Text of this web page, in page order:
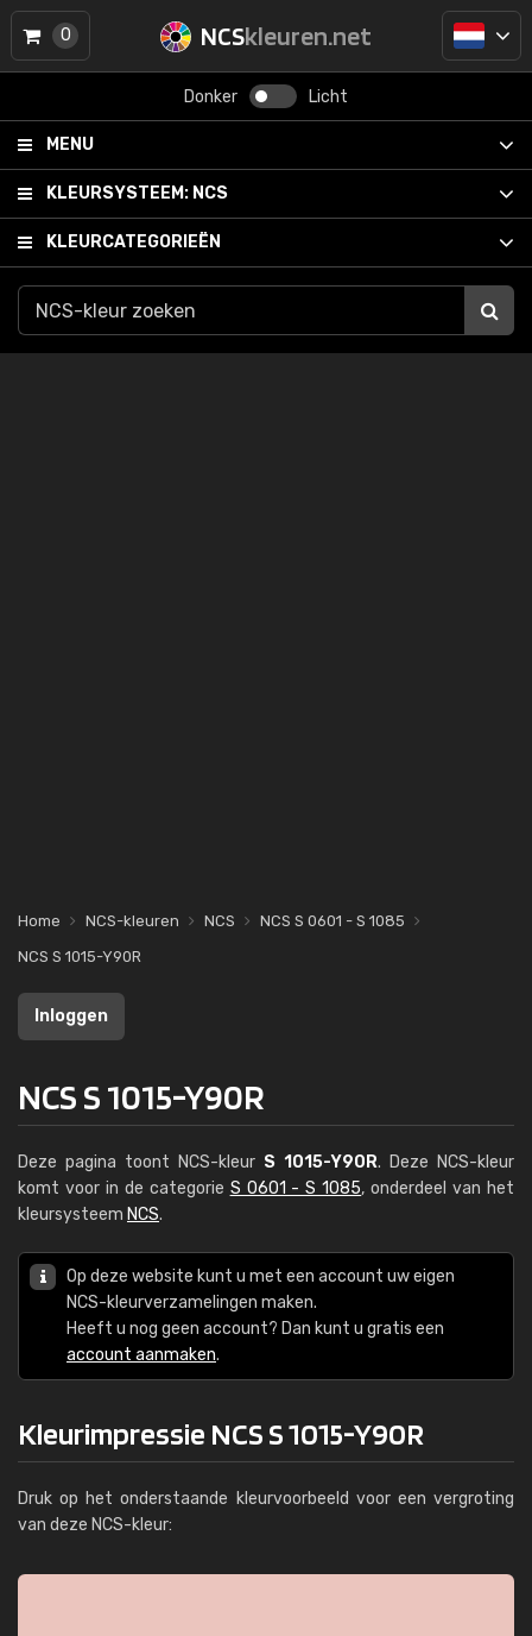
NCSkleuren.net
Donker Licht
MENU
KLEURSYSTEEM: NCS
KLEURCATEGORIEËN
0
Home NCS-kleuren NCS
NCS S 0601 - S 1085
NCS S 1015-Y90R
Inloggen
NCS S 1015-Y90R
Deze pagina toont NCS-kleur S 1015-Y90R. Deze NCS-kleur
komt voor in de categorie S 0601 - S 1085, onderdeel van het
kleursysteem NCS.
Op deze website kunt u met een account uw eigen
NCS-kleurverzamelingen maken.
Heeft u nog geen account? Dan kunt u gratis een
account aanmaken.
Kleurimpressie NCS S 1015-Y90R
Druk op het onderstaande kleurvoorbeeld voor een vergroting
van deze NCS-kleur: